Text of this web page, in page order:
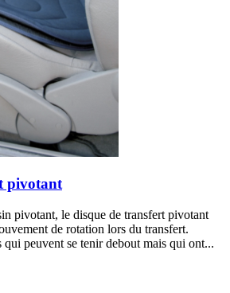
pivotant
pivotant, le disque de transfert pivotant
de rotation lors du transfert.
qui peuvent se tenir debout mais qui ont...